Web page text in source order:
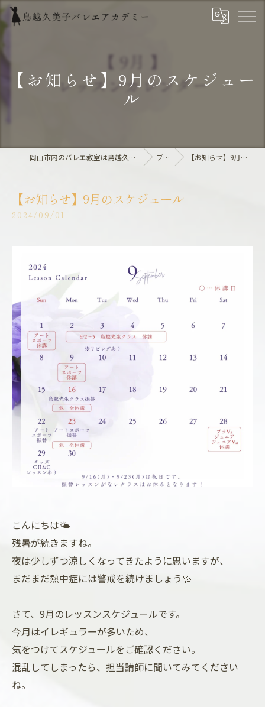
【お知らせ】9月のスケジュー
ル
岡山市内のバレエ教室は鳥越久美子バレエアカデミー ブログ 【お知らせ】9月のスケジュール
【お知らせ】9月のスケジュール
2024/09/01
こんにちは🌤
残暑が続きますね。
夜は少しずつ涼しくなってきたように思いますが、
まだまだ熱中症には警戒を続けましょう💦
さて、9月のレッスンスケジュールです。
今月はイレギュラーが多いため、
気をつけてスケジュールをご確認ください。
混乱してしまったら、担当講師に聞いてみてください
ね。